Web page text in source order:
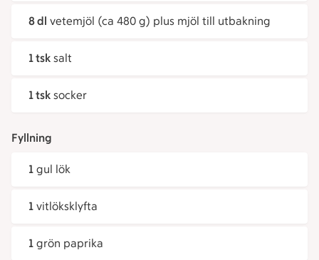
8 dl vetemjöl (ca 480 g) plus mjöl till utbakning
1 tsk salt
1 tsk socker
Fyllning
1 gul lök
1 vitlöksklyfta
1 grön paprika